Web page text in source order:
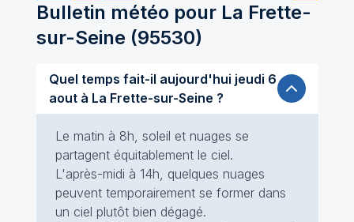
Bulletin météo pour La Frette-
sur-Seine (95530)
Quel temps fait-il aujourd'hui jeudi 6
aout à La Frette-sur-Seine ?
Le matin à 8h, soleil et nuages se
partagent équitablement le ciel.
L'après-midi à 14h, quelques nuages
peuvent temporairement se former dans
un ciel plutôt bien dégagé.